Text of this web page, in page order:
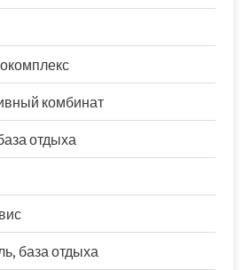
комбинат
отдыха
база отдыха